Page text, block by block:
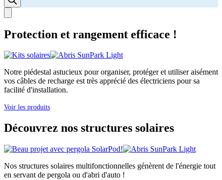
Protection et rangement efficace !
Notre piédestal astucieux pour organiser, protéger et utiliser aisément
vos câbles de recharge est très apprécié des électriciens pour sa
facilité d'installation.
Voir les produits
Découvrez nos structures solaires
Nos structures solaires multifonctionnelles génèrent de l'énergie tout
en servant de pergola ou d'abri d'auto !